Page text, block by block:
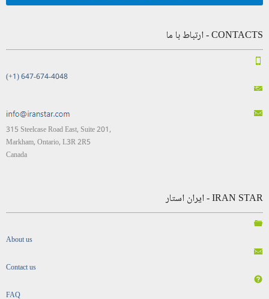
CONTACTS - ارتباط با ما
(+1) 647-674-4048
315 Steelcase Road East, Suite 201,
Markham, Ontario, L3R 2R5
Canada
IRAN STAR - ایران استار
About us
Contact us
FAQ